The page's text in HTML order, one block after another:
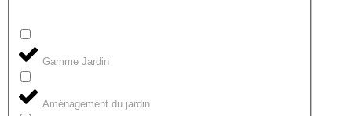
Gamme Jardin
Aménagement du jardin